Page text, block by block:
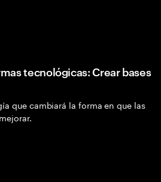
tecnológicas: Crear bases
que cambiará la forma en que las